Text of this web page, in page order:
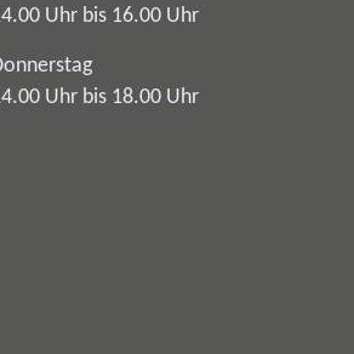
Uhr bis 16.00 Uhr
Uhr bis 18.00 Uhr